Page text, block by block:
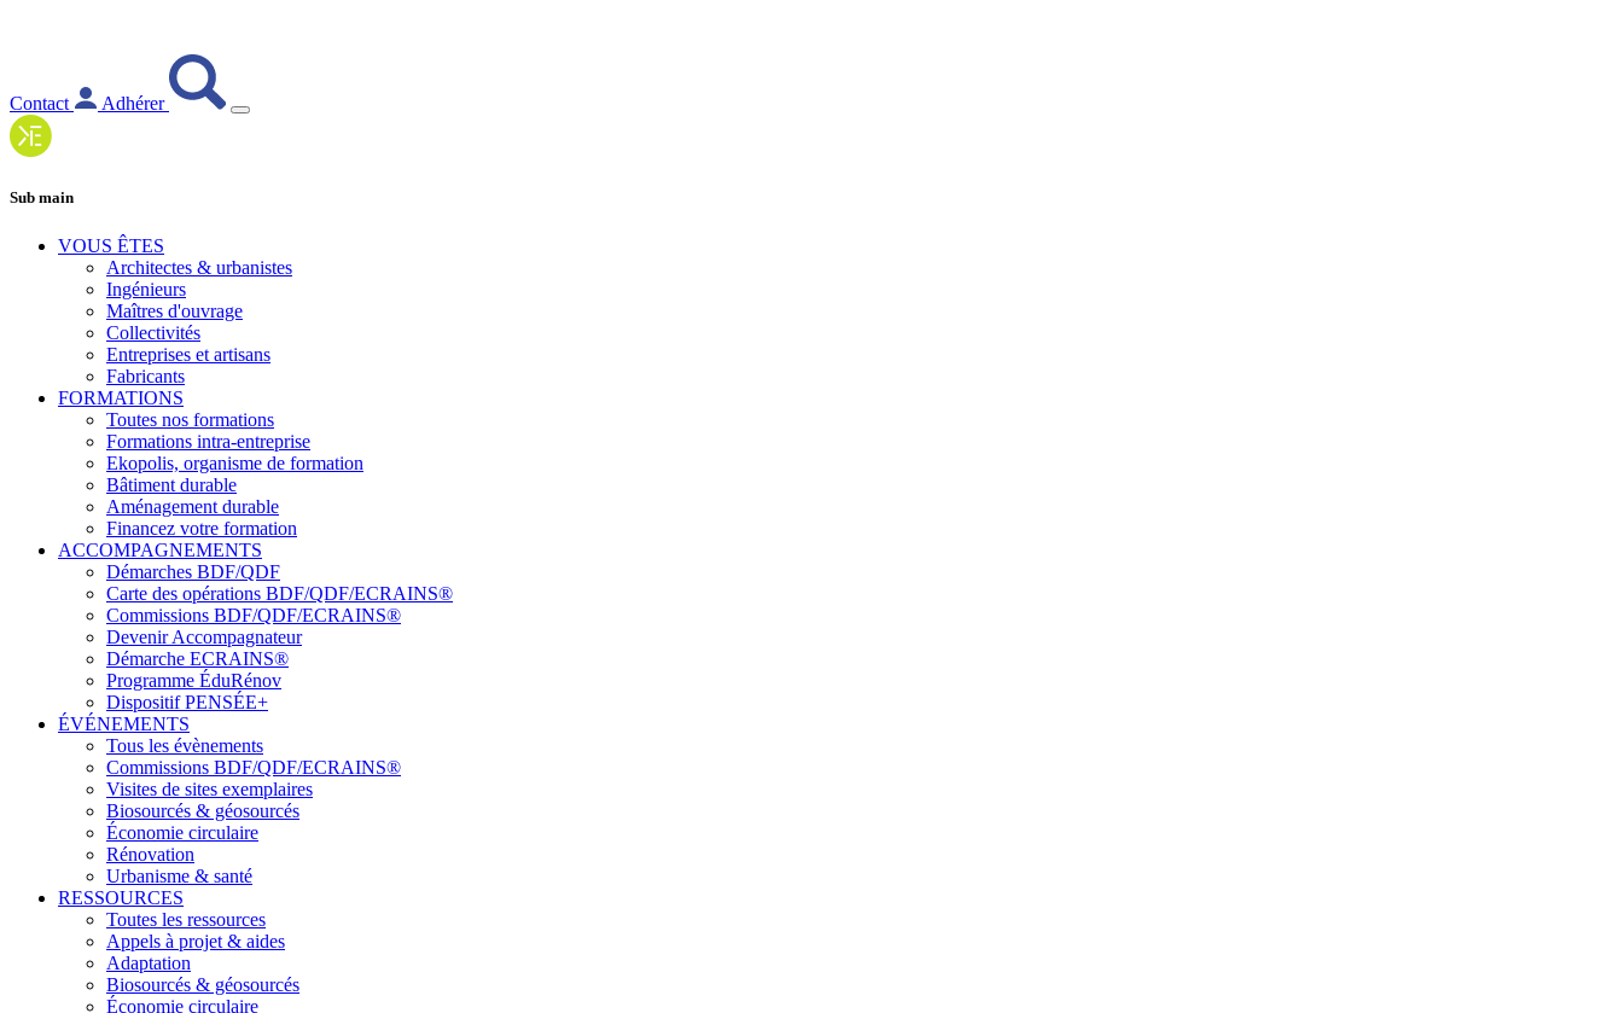
Contact Adhérer
Sub main
VOUS ÊTES
Architectes & urbanistes
Ingénieurs
Maîtres d'ouvrage
Collectivités
Entreprises et artisans
Fabricants
FORMATIONS
Toutes nos formations
Formations intra-entreprise
Ekopolis, organisme de formation
Bâtiment durable
Aménagement durable
Financez votre formation
ACCOMPAGNEMENTS
Démarches BDF/QDF
Carte des opérations BDF/QDF/ECRAINS®
Commissions BDF/QDF/ECRAINS®
Devenir Accompagnateur
Démarche ECRAINS®
Programme ÉduRénov
Dispositif PENSÉE+
ÉVÉNEMENTS
Tous les évènements
Commissions BDF/QDF/ECRAINS®
Visites de sites exemplaires
Biosourcés & géosourcés
Économie circulaire
Rénovation
Urbanisme & santé
RESSOURCES
Toutes les ressources
Appels à projet & aides
Adaptation
Biosourcés & géosourcés
Économie circulaire